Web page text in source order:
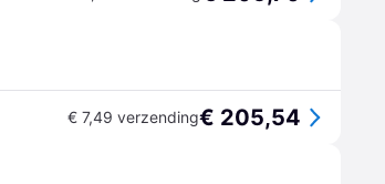
€ 7,49 verzending€ 205,54